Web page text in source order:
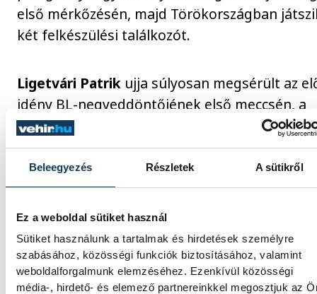
Beleegyezés Részletek A sütikről
Ez a weboldal sütiket használ
Sütiket használunk a tartalmak és hirdetések személyre
szabásához, közösségi funkciók biztosításához, valamint
weboldalforgalmunk elemzéséhez. Ezenkívül közösségi
média-, hirdető- és elemező partnereinkkel megosztjuk az
első mérkőzésén, majd Törökországban
két felkészülési találkozót.
Ligetvári Patrik ujja súlyosan megsérült az
idény BL-negyeddöntőjének első meccsén, a
visszavágót ki is kellett hagynia, a bajnoki
döntőben azonban már visszatért. Mint
elmondta, szinte teljesen a múlté már a
teljes mértékben tudja használni az ujját, és
normálisan tud edzeni.
Megjegyezte, a felkészülés elején egy kicsit
furcsa volt számára, hogy egyedüli magyar